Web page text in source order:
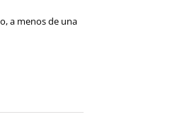
a menos de una